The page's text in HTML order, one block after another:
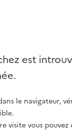
est
le navigateur,
visite vous